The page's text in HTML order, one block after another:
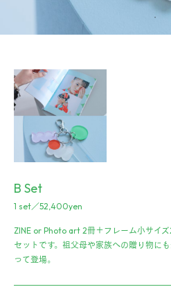
B Set
1 set／52,400yen
ZINE or Photo art 2冊＋フレーム小サイ
セットです。祖父母や家族への贈り物に
って登場。